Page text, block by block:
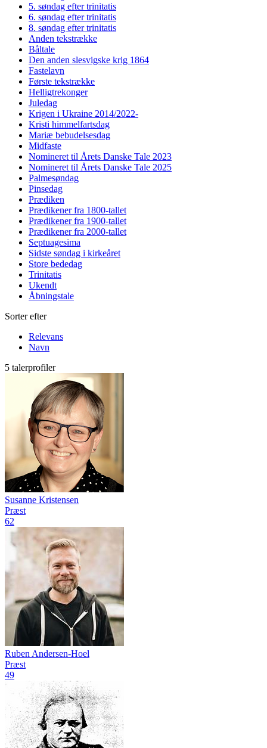
5. søndag efter trinitatis
6. søndag efter trinitatis
8. søndag efter trinitatis
Anden tekstrække
Båltale
Den anden slesvigske krig 1864
Fastelavn
Første tekstrække
Helligtrekonger
Juledag
Krigen i Ukraine 2014/2022-
Kristi himmelfartsdag
Mariæ bebudelsesdag
Midfaste
Nomineret til Årets Danske Tale 2023
Nomineret til Årets Danske Tale 2025
Palmesøndag
Pinsedag
Prædiken
Prædikener fra 1800-tallet
Prædikener fra 1900-tallet
Prædikener fra 2000-tallet
Septuagesima
Sidste søndag i kirkeåret
Store bededag
Trinitatis
Ukendt
Åbningstale
Sorter efter
Relevans
Navn
5 talerprofiler
Susanne Kristensen
Præst
62
Ruben Andersen-Hoel
Præst
49